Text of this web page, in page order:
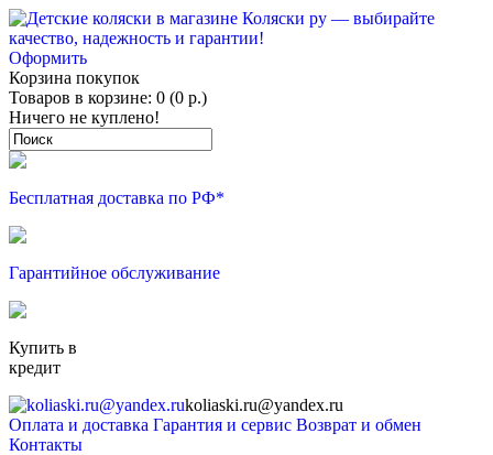
Оформить
Корзина покупок
Товаров в корзине: 0 (0 р.)
Ничего не куплено!
Бесплатная доставка по РФ*
Гарантийное обслуживание
Купить в
кредит
koliaski.ru@yandex.ru
Оплата и доставка Гарантия и сервис Возврат и обмен
Контакты